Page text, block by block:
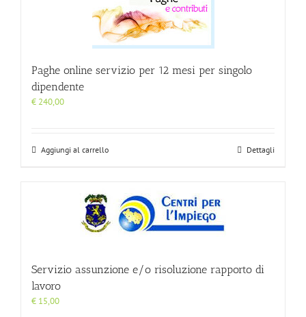
Paghe online servizio per 12 mesi per singolo
dipendente
€ 240,00
Aggiungi al carrello Dettagli
Servizio assunzione e/o risoluzione rapporto di
lavoro
€ 15,00